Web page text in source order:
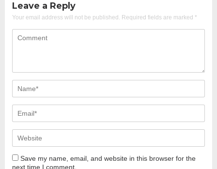
Leave a Reply
Your email address will not be published. Required fields are marked *
Save my name, email, and website in this browser for the
next time I comment.